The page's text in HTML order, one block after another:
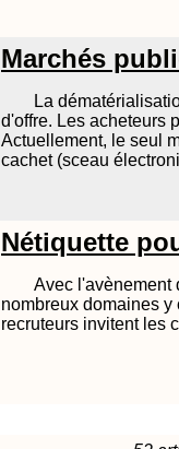
Marchés
La
d'offre. Les acheteurs
Actuellement, le seul
cachet (sceau
Nétiquette
Avec l'avènement
nombreux domaines
recruteurs invitent les